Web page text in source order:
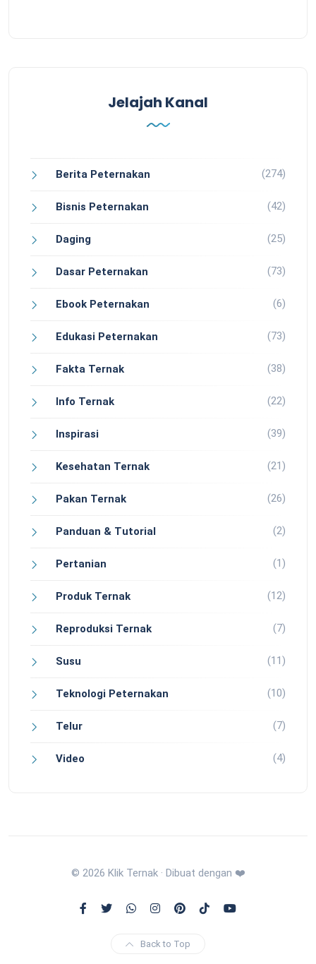
Jelajah Kanal
Berita Peternakan (274)
Bisnis Peternakan (42)
Daging (25)
Dasar Peternakan (73)
Ebook Peternakan (6)
Edukasi Peternakan (73)
Fakta Ternak (38)
Info Ternak (22)
Inspirasi (39)
Kesehatan Ternak (21)
Pakan Ternak (26)
Panduan & Tutorial (2)
Pertanian (1)
Produk Ternak (12)
Reproduksi Ternak (7)
Susu (11)
Teknologi Peternakan (10)
Telur (7)
Video (4)
© 2026 Klik Ternak · Dibuat dengan ❤️
Back to Top